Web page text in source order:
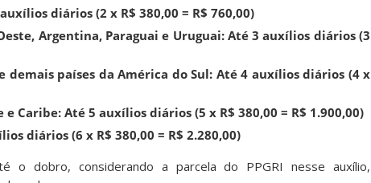
diários (2 x R$ 380,00 = R$ 760,00)
Argentina, Paraguai e Uruguai: Até 3 auxílios diários (3
demais países da América do Sul: Até 4 auxílios diários (4 x
Caribe: Até 5 auxílios diários (5 x R$ 380,00 = R$ 1.900,00)
diários (6 x R$ 380,00 = R$ 2.280,00)
o dobro, considerando a parcela do PPGRI nesse auxílio,